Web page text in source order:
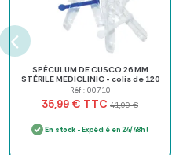
SPÉCULUM DE CUSCO 26 MM
STÉRILE MEDICLINIC - colis de 120
Réf : 00710
35,99 € TTC 41,99 €
En stock - Expédié en 24/48h !